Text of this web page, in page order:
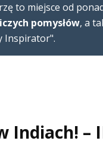
to miejsce od
pomysłów, a
Inspirator".
Indiach! –